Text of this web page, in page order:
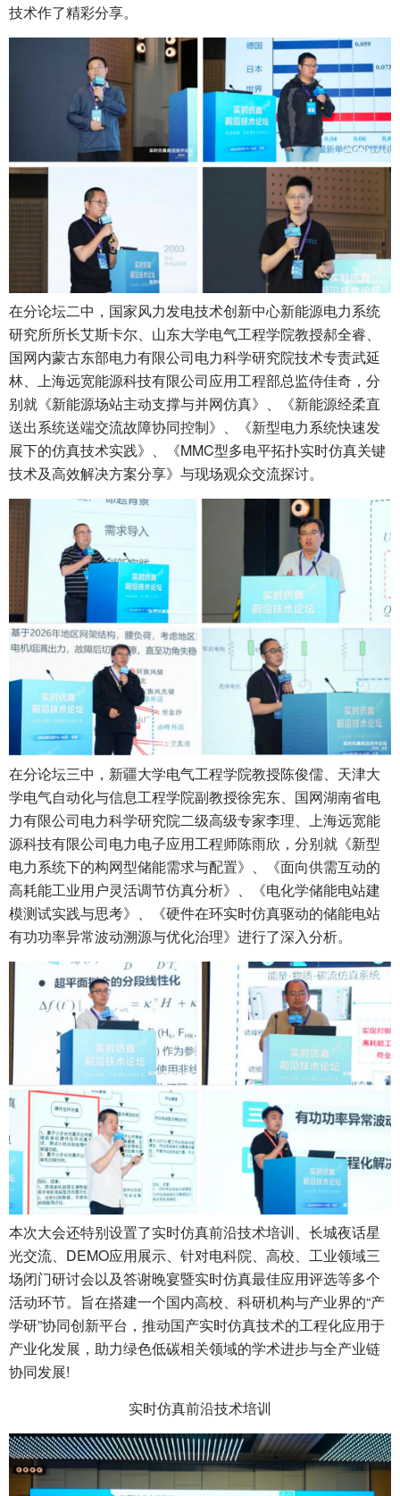
技术作了精彩分享。
在分论坛二中，国家风力发电技术创新中心新能源电力系统
研究所所长艾斯卡尔、山东大学电气工程学院教授郝全睿、
国网内蒙古东部电力有限公司电力科学研究院技术专责武延
林、上海远宽能源科技有限公司应用工程部总监侍佳奇，分
别就《新能源场站主动支撑与并网仿真》、《新能源经柔直
送出系统送端交流故障协同控制》、《新型电力系统快速发
展下的仿真技术实践》、《MMC型多电平拓扑实时仿真关键
技术及高效解决方案分享》与现场观众交流探讨。
在分论坛三中，新疆大学电气工程学院教授陈俊儒、天津大
学电气自动化与信息工程学院副教授徐宪东、国网湖南省电
力有限公司电力科学研究院二级高级专家李理、上海远宽能
源科技有限公司电力电子应用工程师陈雨欣，分别就《新型
电力系统下的构网型储能需求与配置》、《面向供需互动的
高耗能工业用户灵活调节仿真分析》、《电化学储能电站建
模测试实践与思考》、《硬件在环实时仿真驱动的储能电站
有功功率异常波动溯源与优化治理》进行了深入分析。
本次大会还特别设置了实时仿真前沿技术培训、长城夜话星
光交流、DEMO应用展示、针对电科院、高校、工业领域三
场闭门研讨会以及答谢晚宴暨实时仿真最佳应用评选等多个
活动环节。旨在搭建一个国内高校、科研机构与产业界的“产
学研”协同创新平台，推动国产实时仿真技术的工程化应用于
产业化发展，助力绿色低碳相关领域的学术进步与全产业链
协同发展!
实时仿真前沿技术培训